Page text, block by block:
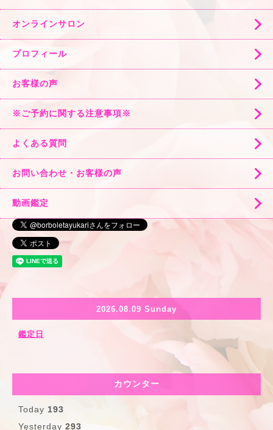
オンラインサロン
プロフィール
お客様の声
※ご予約に関する注意事項※
よくある質問
お問い合わせ・お客様の声
動画鑑定
2026.08.09 Sunday
鑑定日
カウンター
Today 193
Yesterday 293